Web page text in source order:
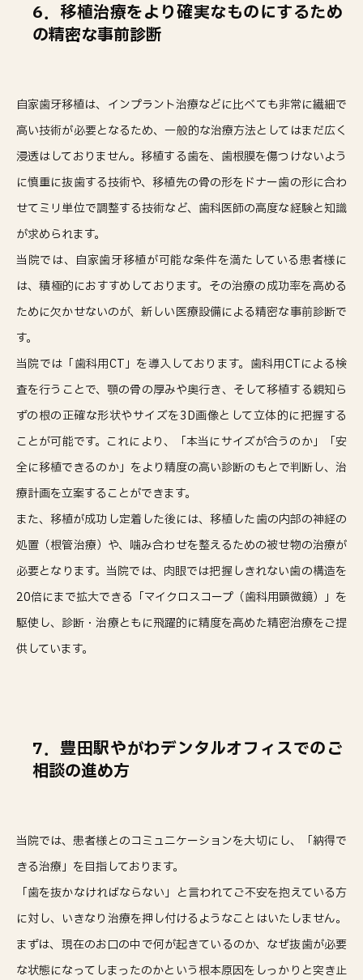
6．移植治療をより確実なものにするため
の精密な事前診断
自家歯牙移植は、インプラント治療などに比べても非常に繊細で
高い技術が必要となるため、一般的な治療方法としてはまだ広く
浸透はしておりません。移植する歯を、歯根膜を傷つけないよう
に慎重に抜歯する技術や、移植先の骨の形をドナー歯の形に合わ
せてミリ単位で調整する技術など、歯科医師の高度な経験と知識
が求められます。
当院では、自家歯牙移植が可能な条件を満たしている患者様に
は、積極的におすすめしております。その治療の成功率を高める
ために欠かせないのが、新しい医療設備による精密な事前診断で
す。
当院では「歯科用CT」を導入しております。歯科用CTによる検
査を行うことで、顎の骨の厚みや奥行き、そして移植する親知ら
ずの根の正確な形状やサイズを3D画像として立体的に把握する
ことが可能です。これにより、「本当にサイズが合うのか」「安
全に移植できるのか」をより精度の高い診断のもとで判断し、治
療計画を立案することができます。
また、移植が成功し定着した後には、移植した歯の内部の神経の
処置（根管治療）や、噛み合わせを整えるための被せ物の治療が
必要となります。当院では、肉眼では把握しきれない歯の構造を
20倍にまで拡大できる「マイクロスコープ（歯科用顕微鏡）」を
駆使し、診断・治療ともに飛躍的に精度を高めた精密治療をご提
供しています。
7．豊田駅やがわデンタルオフィスでのご
相談の進め方
当院では、患者様とのコミュニケーションを大切にし、「納得で
きる治療」を目指しております。
「歯を抜かなければならない」と言われてご不安を抱えている方
に対し、いきなり治療を押し付けるようなことはいたしません。
まずは、現在のお口の中で何が起きているのか、なぜ抜歯が必要
な状態になってしまったのかという根本原因をしっかりと突き止